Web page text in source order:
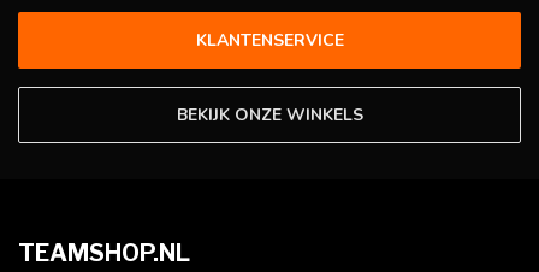
KLANTENSERVICE
BEKIJK ONZE WINKELS
TEAMSHOP.NL